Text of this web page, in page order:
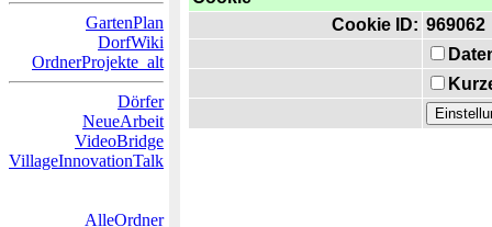
GartenPlan
DorfWiki
OrdnerProjekte_alt
Dörfer
NeueArbeit
VideoBridge
VillageInnovationTalk
AlleOrdner
Cookie ID: 969062